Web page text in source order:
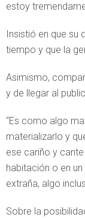
estoy
Insistió en que su
tiempo y que la
Asimismo,
y de llegar al
“Es como algo
materializarlo y
ese cariño y
habitación o en
extraña, algo
Sobre la